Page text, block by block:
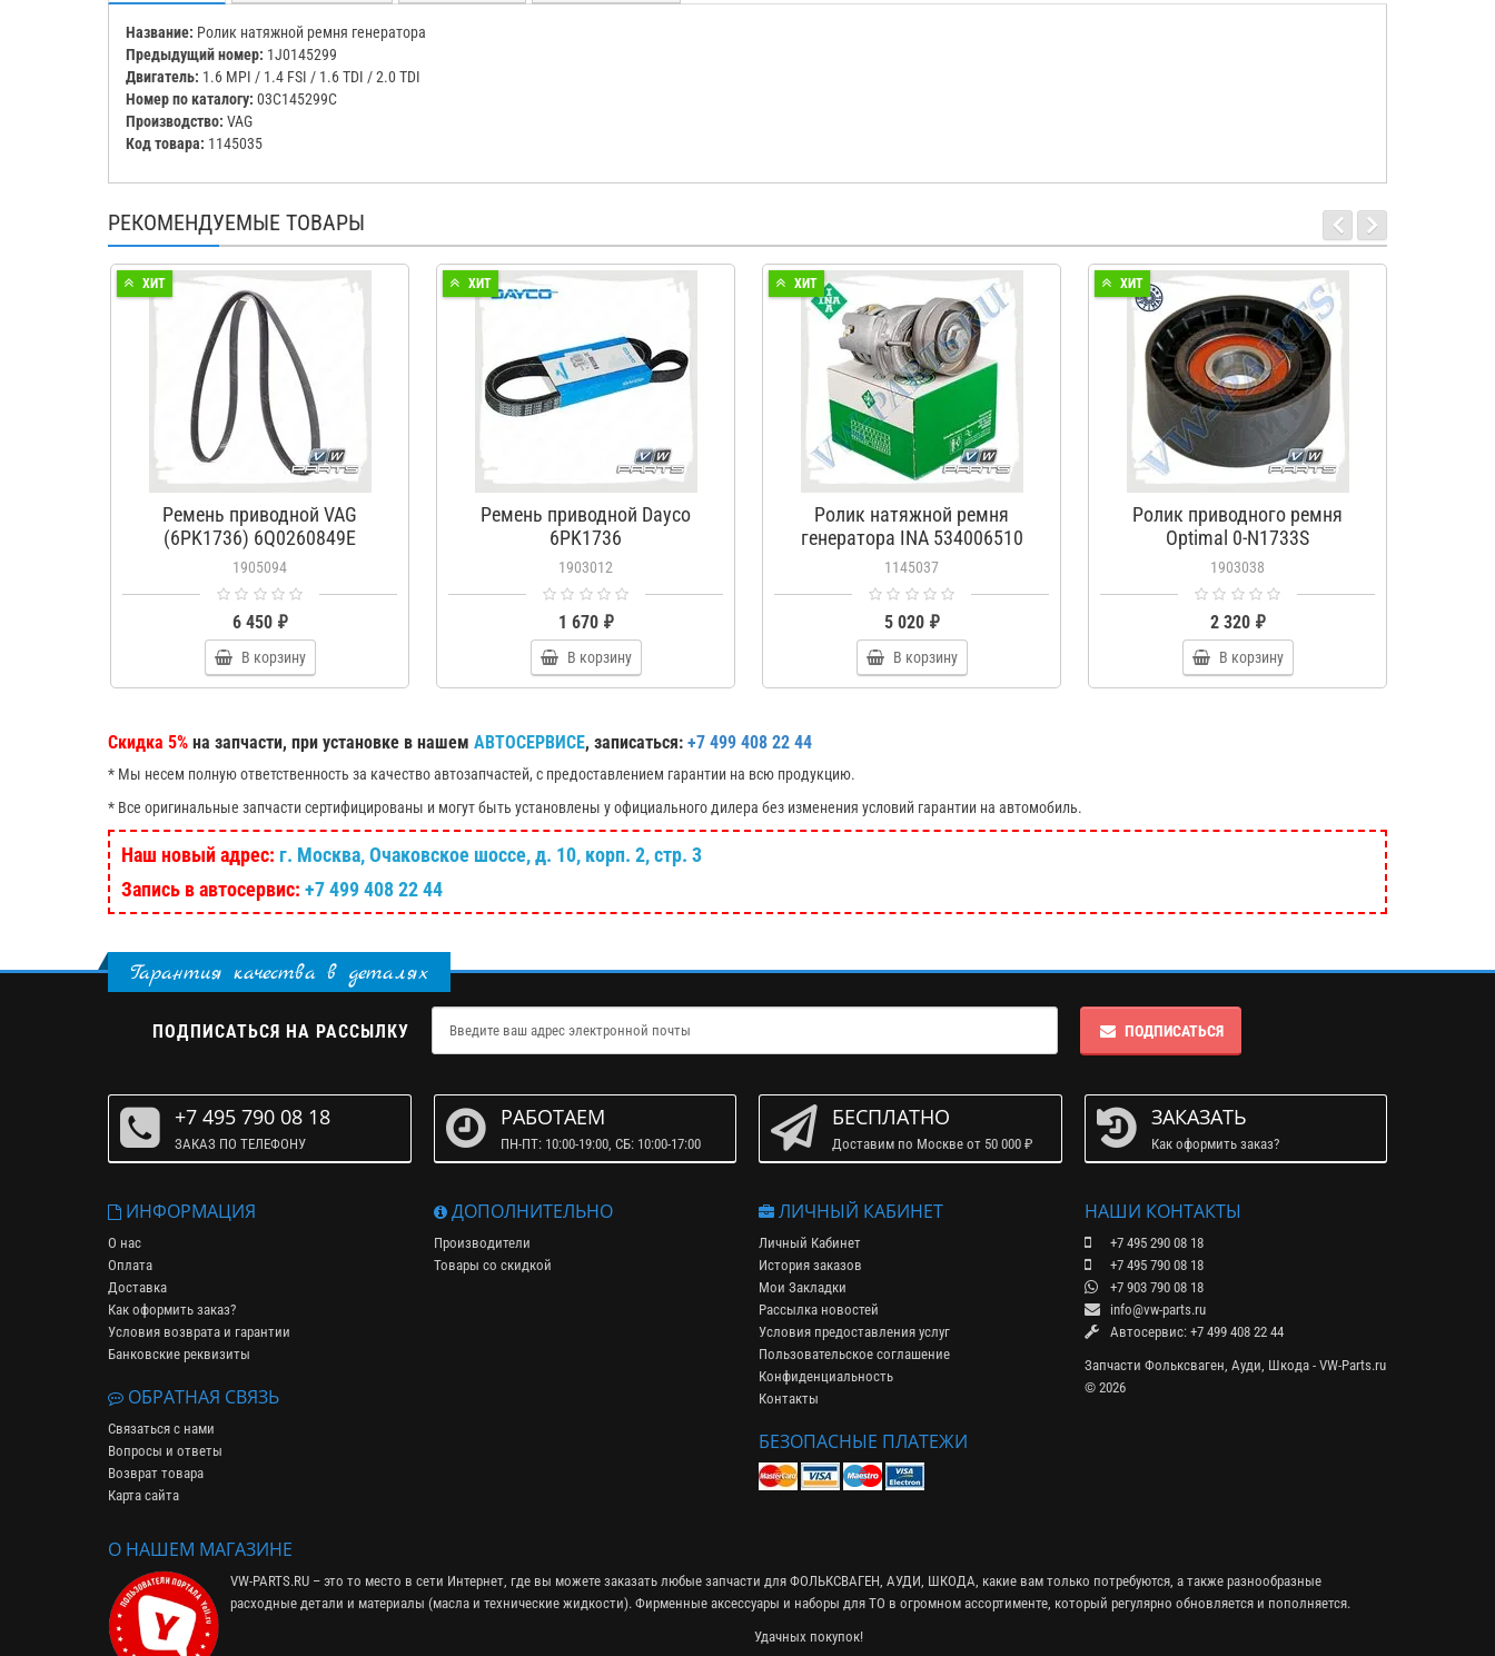
Название: Ролик натяжной ремня генератора
Предыдущий номер: 1J0145299
Двигатель: 1.6 MPI / 1.4 FSI / 1.6 TDI / 2.0 TDI
Номер по каталогу: 03C145299C
Производство: VAG
Код товара: 1145035
РЕКОМЕНДУЕМЫЕ ТОВАРЫ
ХИТ
Ремень приводной VAG
(6PK1736) 6Q0260849E
1905094
6 450 ₽
В корзину
ХИТ
Ремень приводной Dayco
6PK1736
1903012
1 670 ₽
В корзину
ХИТ
Ролик натяжной ремня
генератора INA 534006510
1145037
5 020 ₽
В корзину
ХИТ
Ролик приводного ремня
Optimal 0-N1733S
1903038
2 320 ₽
В корзину
Скидка 5% на запчасти, при установке в нашем АВТОСЕРВИСЕ, записаться: +7 499 408 22 44
* Мы несем полную ответственность за качество автозапчастей, с предоставлением гарантии на всю продукцию.
* Все оригинальные запчасти сертифицированы и могут быть установлены у официального дилера без изменения условий гарантии на автомобиль.
Наш новый адрес: г. Москва, Очаковское шоссе, д. 10, корп. 2, стр. 3
Запись в автосервис: +7 499 408 22 44
Гарантия качества в деталях
ПОДПИСАТЬСЯ НА РАССЫЛКУ ПОДПИСАТЬСЯ
+7 495 790 08 18
ЗАКАЗ ПО ТЕЛЕФОНУ
РАБОТАЕМ
ПН-ПТ: 10:00-19:00, СБ: 10:00-17:00
БЕСПЛАТНО
Доставим по Москве от 50 000 ₽
ЗАКАЗАТЬ
Как оформить заказ?
ИНФОРМАЦИЯ
О нас
Оплата
Доставка
Как оформить заказ?
Условия возврата и гарантии
Банковские реквизиты
ОБРАТНАЯ СВЯЗЬ
Связаться с нами
Вопросы и ответы
Возврат товара
Карта сайта
ДОПОЛНИТЕЛЬНО
Производители
Товары со скидкой
ЛИЧНЫЙ КАБИНЕТ
Личный Кабинет
История заказов
Мои Закладки
Рассылка новостей
Условия предоставления услуг
Пользовательское соглашение
Конфиденциальность
Контакты
БЕЗОПАСНЫЕ ПЛАТЕЖИ
НАШИ КОНТАКТЫ
+7 495 290 08 18
+7 495 790 08 18
+7 903 790 08 18
info@vw-parts.ru
Автосервис: +7 499 408 22 44
Запчасти Фольксваген, Ауди, Шкода - VW-Parts.ru
© 2026
О НАШЕМ МАГАЗИНЕ
VW-PARTS.RU – это то место в сети Интернет, где вы можете заказать любые запчасти для ФОЛЬКСВАГЕН, АУДИ, ШКОДА, какие вам только потребуются, а также разнообразные
расходные детали и материалы (масла и технические жидкости). Фирменные аксессуары и наборы для ТО в огромном ассортименте, который регулярно обновляется и пополняется.
Удачных покупок!